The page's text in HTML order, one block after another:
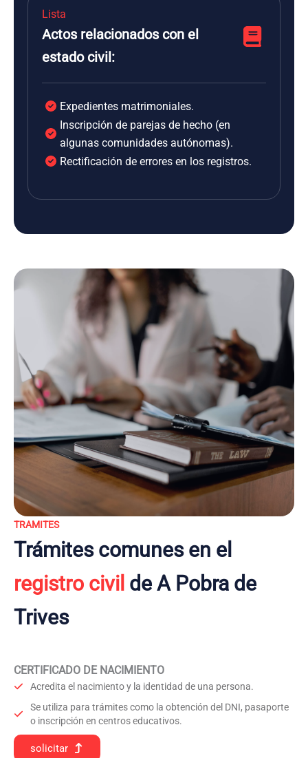
Lista
Actos relacionados con el
estado civil:
Expedientes matrimoniales.
Inscripción de parejas de hecho (en
algunas comunidades autónomas).
Rectificación de errores en los registros.
TRAMITES
Trámites comunes en el
registro civil de A Pobra de
Trives
CERTIFICADO DE NACIMIENTO
Acredita el nacimiento y la identidad de una persona.
Se utiliza para trámites como la obtención del DNI, pasaporte
o inscripción en centros educativos.
solicitar